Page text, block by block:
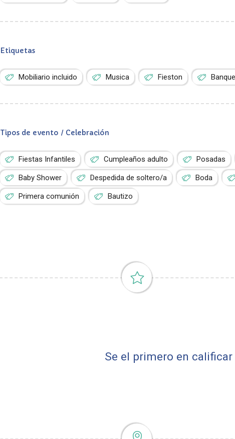
Etiquetas
Mobiliario incluido Musica Fieston
Tipos de evento / Celebración
Fiestas Infantiles Cumpleaños adulto Posadas
Baby Shower Despedida de soltero/a Boda
Primera comunión Bautizo
Se el primero en calificar